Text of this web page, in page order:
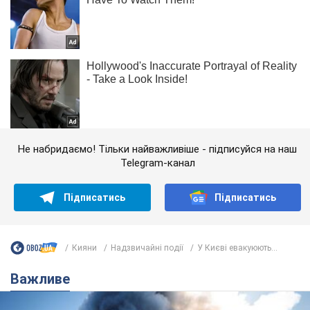
Не набридаємо! Тільки найважливіше - підписуйся на наш
Telegram-канал
Підписатись Підписатись
Кияни Надзвичайні події У Києві евакуюють...
Важливе